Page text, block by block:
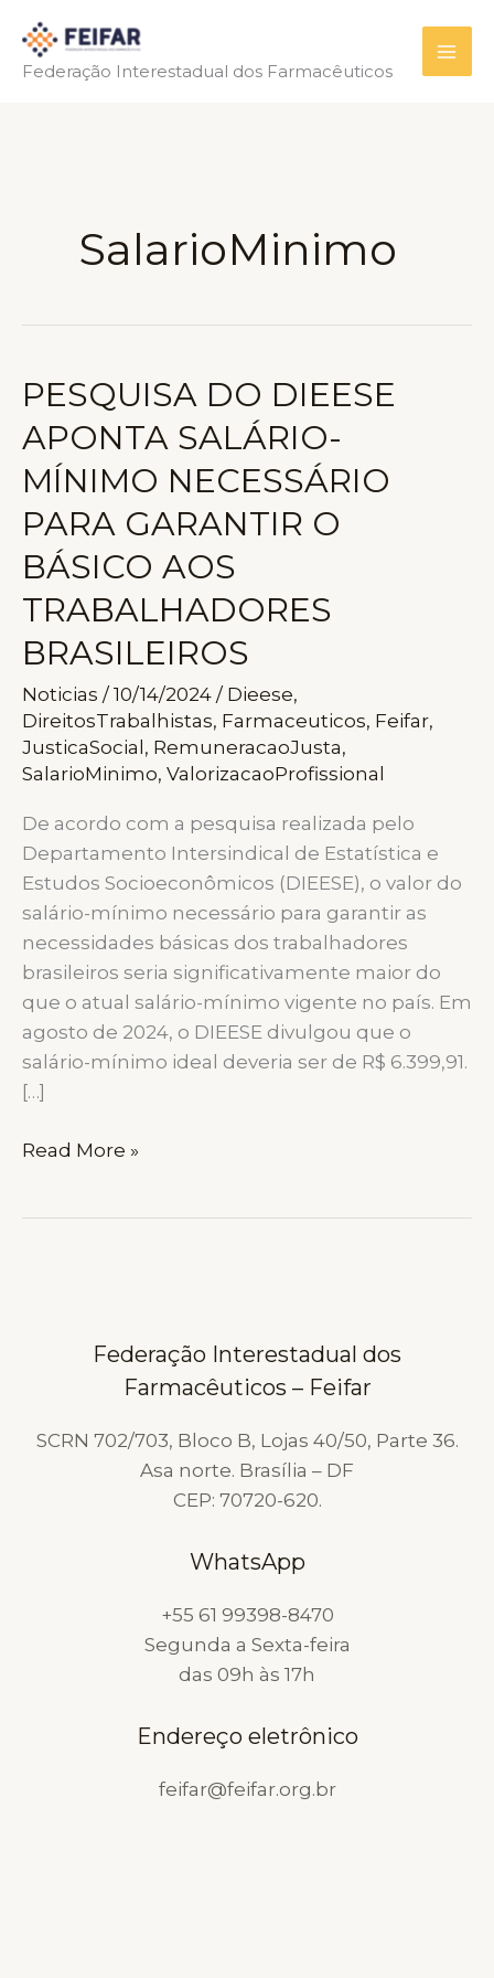
para
Federação Interestadual dos Farmacêuticos
SalarioMinimo
PESQUISA DO DIEESE
APONTA SALÁRIO-
MÍNIMO NECESSÁRIO
PARA GARANTIR O
BÁSICO AOS
TRABALHADORES
BRASILEIROS
Noticias /10/14/2024 / Dieese,
DireitosTrabalhistas, Farmaceuticos, Feifar,
JusticaSocial, RemuneracaoJusta,
SalarioMinimo, ValorizacaoProfissional
De acordo com a pesquisa realizada pelo
Departamento Intersindical de Estatística e
Estudos Socioeconômicos (DIEESE), o valor do
salário-mínimo necessário para garantir as
necessidades básicas dos trabalhadores
brasileiros seria significativamente maior do
que o atual salário-mínimo vigente no país. Em
agosto de 2024, o DIEESE divulgou que o
salário-mínimo ideal deveria ser de R$ 6.399,91.
[…]
PESQUISA
BÁSICO
TRABALHADORES
Read More »
Federação Interestadual dos
Farmacêuticos – Feifar
SCRN 702/703, Bloco B, Lojas 40/50, Parte 36.
Asa norte. Brasília – DF
CEP: 70720-620.
WhatsApp
+55 61 99398-8470
Segunda a Sexta-feira
das 09h às 17h
Endereço eletrônico
feifar@feifar.org.br